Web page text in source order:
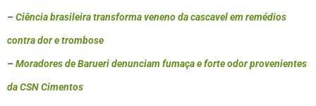
– Ciência brasileira transforma veneno da cascavel em remédios
contra dor e trombose
– Moradores de Barueri denunciam fumaça e forte odor provenientes
da CSN Cimentos